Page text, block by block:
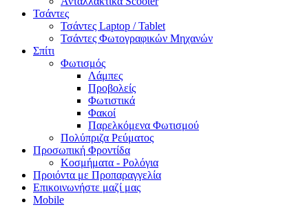
Τσάντες
Τσάντες Laptop / Tablet
Τσάντες Φωτoγραφικών Μηχανών
Σπίτι
Φωτισμός
Λάμπες
Προβολείς
Φωτιστικά
Φακοί
Παρελκόμενα Φωτισμού
Πολύπριζα Ρεύματος
Προσωπική Φροντίδα
Κοσμήματα - Ρολόγια
Προιόντα με Προπαραγγελία
Επικοινωνήστε μαζί μας
Mobile